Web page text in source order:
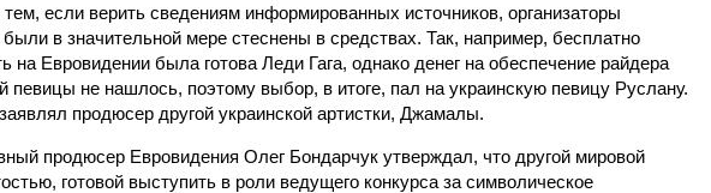
если верить сведениям информированных источников, организаторы
были в значительной мере стеснены в средствах. Так, например, бесплатно
на Евровидении была готова Леди Гага, однако денег на обеспечение райдера
певицы не нашлось, поэтому выбор, в итоге, пал на украинскую певицу Руслану.
продюсер другой украинской артистки, Джамалы.
продюсер Евровидения Олег Бондарчук утверждал, что другой мировой
готовой выступить в роли ведущего конкурса за символическое